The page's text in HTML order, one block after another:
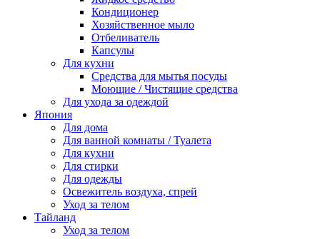
Кондиционер
Хозяйственное мыло
Отбеливатель
Капсулы
Для кухни
Средства для мытья посуды
Моющие / Чистящие средства
Для ухода за одеждой
Япония
Для дома
Для ванной комнаты / Туалета
Для кухни
Для стирки
Для одежды
Освежитель воздуха, спрей
Уход за телом
Тайланд
Уход за телом